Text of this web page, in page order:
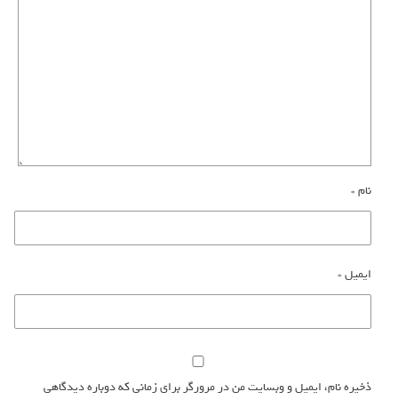
نام*
ایمیل*
ذخیره نام، ایمیل و وبسایت من در مرورگر برای زمانی که دوباره دیدگاهی